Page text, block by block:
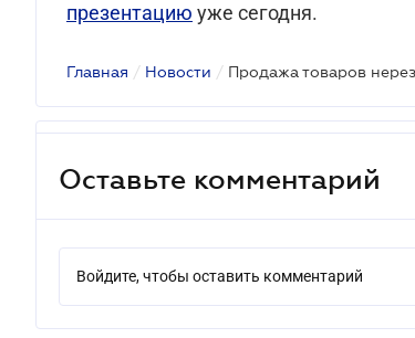
презентацию уже сегодня.
Главная / Новости /
Оставьте комментарий
Войдите, чтобы оставить комментарий